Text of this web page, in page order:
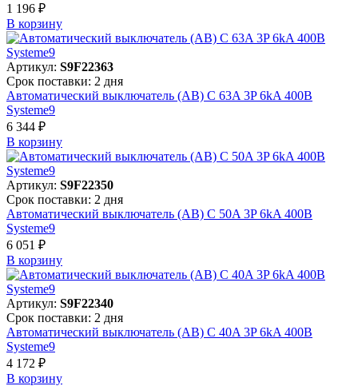
1 196 ₽
В корзинy
Артикул: S9F22363
Срок поставки: 2 дня
Автоматический выключатель (АВ) C 63A 3P 6kA 400В
Systeme9
6 344 ₽
В корзинy
Артикул: S9F22350
Срок поставки: 2 дня
Автоматический выключатель (АВ) C 50A 3P 6kA 400В
Systeme9
6 051 ₽
В корзинy
Артикул: S9F22340
Срок поставки: 2 дня
Автоматический выключатель (АВ) C 40A 3P 6kA 400В
Systeme9
4 172 ₽
В корзинy